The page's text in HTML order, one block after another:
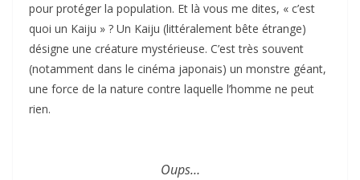
pour protéger la population. Et là vous me dites, « c’est
quoi un Kaiju » ? Un Kaiju (littéralement bête étrange)
désigne une créature mystérieuse. C’est très souvent
(notamment dans le cinéma japonais) un monstre géant,
une force de la nature contre laquelle l’homme ne peut
rien.
Oups…